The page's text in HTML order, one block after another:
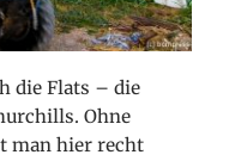
die Flats – die
Ohne
man hier recht